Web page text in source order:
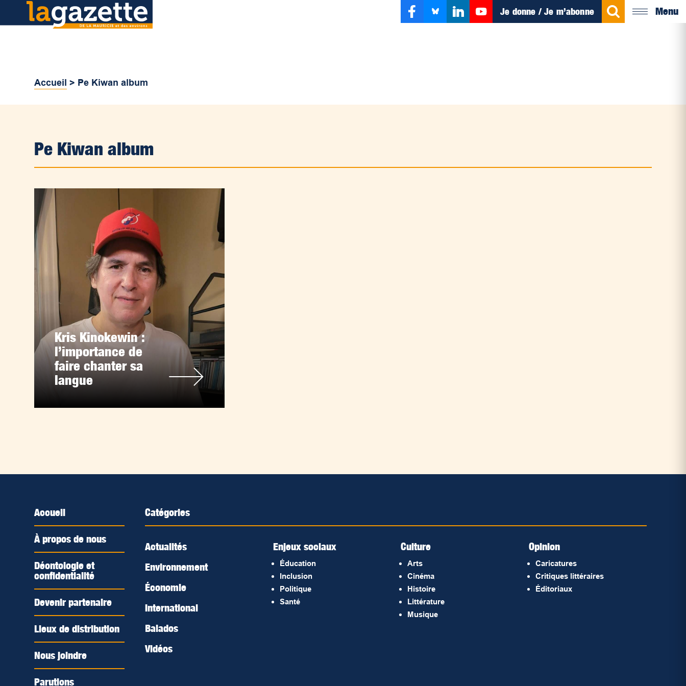
Je donne / Je m’abonne Menu
Accueil > Pe Kiwan album
Pe Kiwan album
Kris Kinokewin :
l’importance de
faire chanter sa
langue
Accueil
À propos de nous
Déontologie et
confidentialité
Devenir partenaire
Lieux de distribution
Nous joindre
Parutions
Catégories
Actualités
Environnement
Économie
International
Balados
Vidéos
Enjeux sociaux
Éducation
Inclusion
Politique
Santé
Culture
Arts
Cinéma
Histoire
Littérature
Musique
Opinion
Caricatures
Critiques littéraires
Éditoriaux